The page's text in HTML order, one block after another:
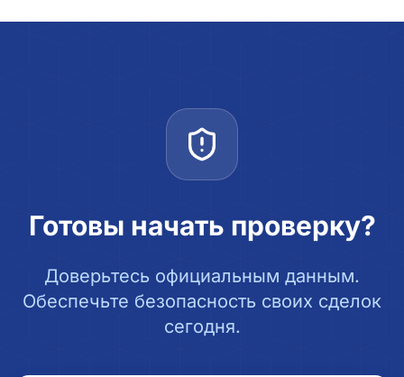
Готовы начать проверку?
Доверьтесь официальным данным.
Обеспечьте безопасность своих сделок
сегодня.